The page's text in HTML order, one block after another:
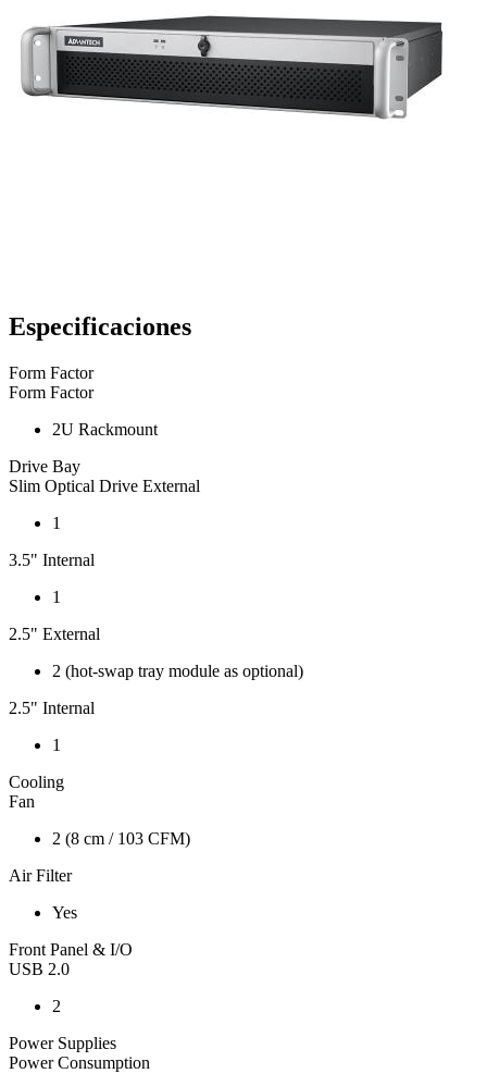
Especificaciones
Form Factor
Form Factor
2U Rackmount
Drive Bay
Slim Optical Drive External
1
3.5" Internal
1
2.5" External
2 (hot-swap tray module as optional)
2.5" Internal
1
Cooling
Fan
2 (8 cm / 103 CFM)
Air Filter
Yes
Front Panel & I/O
USB 2.0
2
Power Supplies
Power Consumption